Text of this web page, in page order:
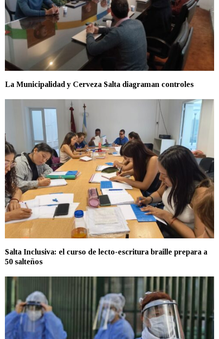
La Municipalidad y Cerveza Salta diagraman controles
Salta Inclusiva: el curso de lecto-escritura braille prepara a
50 salteños